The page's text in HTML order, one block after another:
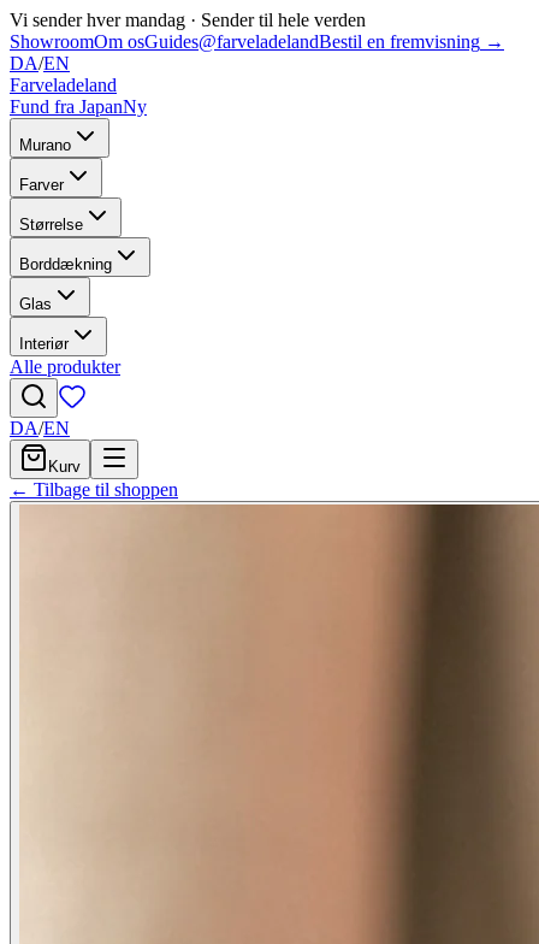
Vi sender hver mandag · Sender til hele verden
ShowroomOm osGuides@farveladelandBestil en fremvisning →
DA/EN
Farveladeland
Fund fra JapanNy
Murano
Farver
Størrelse
Borddækning
Glas
Interiør
Alle produkter
DA/EN
Kurv
← Tilbage til shoppen